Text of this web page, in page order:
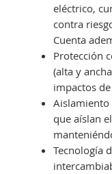
eléctrico,
contra
Cuenta
Protección
(alta y
impactos
Aislamiento
que aíslan
Tecnología